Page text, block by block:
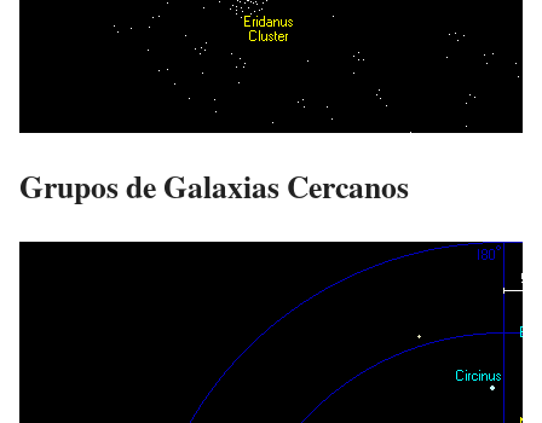
Grupos de Galaxias Cercanos